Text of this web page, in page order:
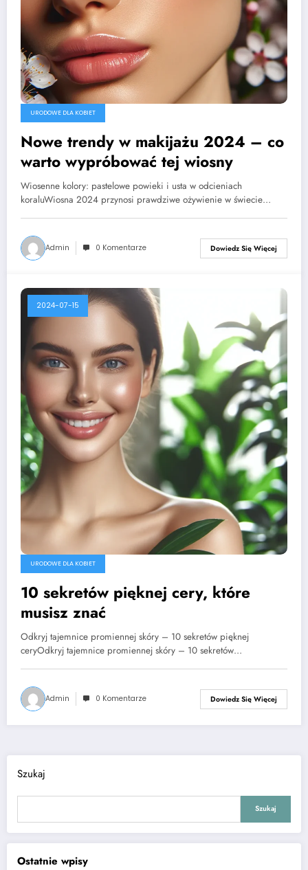
URODOWE DLA KOBIET
Nowe trendy w makijażu 2024 – co
warto wypróbować tej wiosny
Wiosenne kolory: pastelowe powieki i usta w odcieniach
koraluWiosna 2024 przynosi prawdziwe ożywienie w świecie…
Admin 0 Komentarze Dowiedz Się Więcej
2024-07-15
URODOWE DLA KOBIET
10 sekretów pięknej cery, które
musisz znać
Odkryj tajemnice promiennej skóry – 10 sekretów pięknej
ceryOdkryj tajemnice promiennej skóry – 10 sekretów…
Admin 0 Komentarze Dowiedz Się Więcej
Szukaj
Szukaj
Ostatnie wpisy